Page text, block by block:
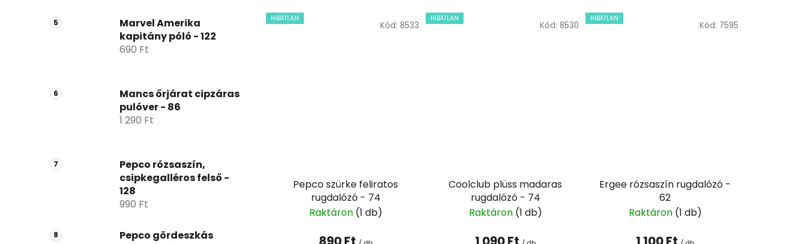
Marvel Amerika
kapitány póló - 122
690 Ft
Mancs őrjárat cipzáras
pulóver - 86
1 290 Ft
Pepco rózsaszín,
csipkegalléros felső -
128
990 Ft
Pepco gördeszkás
HIBÁTLAN
Pepco szürke feliratos
rugdalózó - 74
Raktáron (1 db)
Kód: 8533
HIBÁTLAN
Coolclub plüss madaras
rugdalózó - 74
Raktáron (1 db)
Kód: 8530
HIBÁTLAN
Ergee rózsaszín rugdalózó -
62
Raktáron (1 db)
Kód: 7595